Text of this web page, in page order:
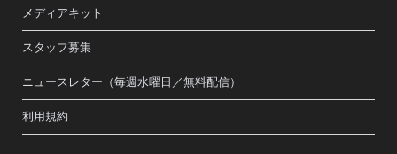
メディアキット
スタッフ募集
ニュースレター（毎週水曜日／無料配信）
利用規約